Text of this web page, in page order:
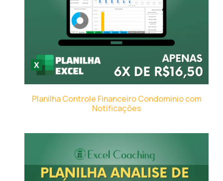
Planilha Controle Financeiro Condominio com
Notificações